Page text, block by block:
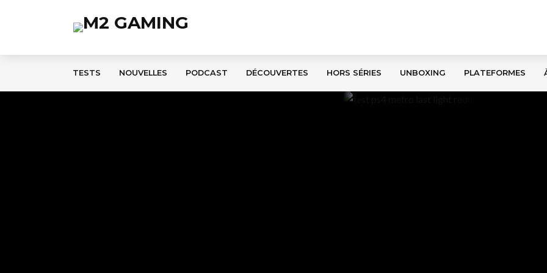
TESTS NOUVELLES PODCAST DÉCOUVERTES HORS SÉRIES UNBOXING PLATEFORMES